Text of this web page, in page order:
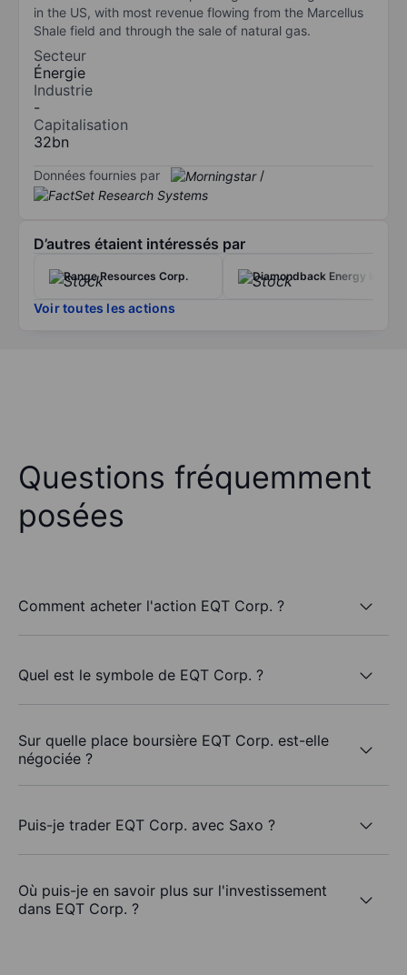
in the US, with most revenue flowing from the Marcellus
Shale field and through the sale of natural gas.
Secteur
Énergie
Industrie
-
Capitalisation
32bn
Données fournies par /
D’autres étaient intéressés par
Range Resources Corp. Diamondback Energy Inc.
Voir toutes les actions
Questions fréquemment
posées
Comment acheter l'action EQT Corp. ?
Quel est le symbole de EQT Corp. ?
Sur quelle place boursière EQT Corp. est-elle
négociée ?
Puis-je trader EQT Corp. avec Saxo ?
Où puis-je en savoir plus sur l'investissement
dans EQT Corp. ?